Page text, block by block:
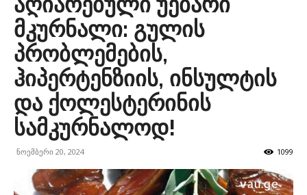
მკურნალი: გულის
პრობლემების,
ჰიპერტენზიის, ინსულტის
და ქოლესტერინის
სამკურნალოდ!
ნოემბერი 20, 2024 1099